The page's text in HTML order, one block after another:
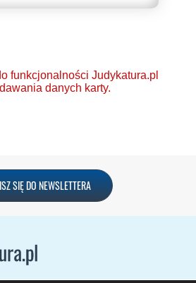
funkcjonalności Judykatura.pl
danych karty.
2000 orzeczeń
Danych
aktualizacja
SIĘ DO NEWSLETTERA